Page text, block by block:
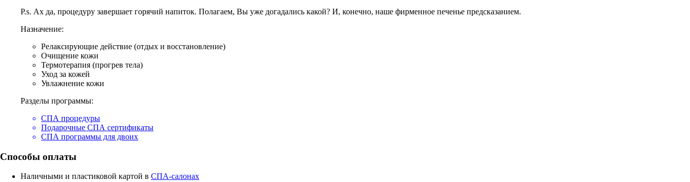
P.s. Ах да, процедуру завершает горячий напиток. Полагаем, Вы уже догадались какой? И, конечно, наше фирменное печенье предсказанием.
Назначение:
Релаксирующие действие (отдых и восстановление)
Очищение кожи
Термотерапия (прогрев тела)
Уход за кожей
Увлажнение кожи
Разделы программы:
СПА процедуры
Подарочные СПА сертификаты
СПА программы для двоих
Способы оплаты
Наличными и пластиковой картой в СПА-салонах